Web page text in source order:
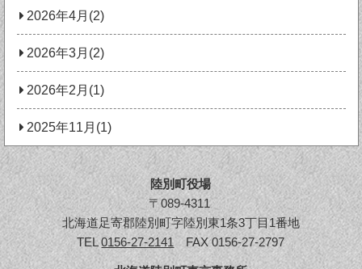
2026年4月(2)
2026年3月(2)
2026年2月(1)
2025年11月(1)
陸別町役場
〒089-4311
北海道足寄郡陸別町字陸別東1条3丁目1番地
TEL0156-27-2141 FAX 0156-27-2797